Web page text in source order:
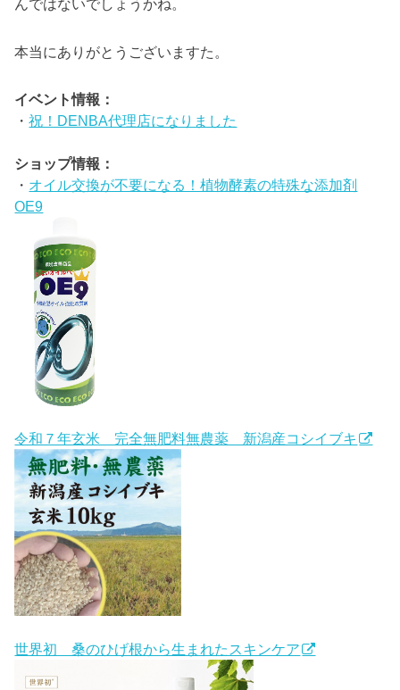
んではないでしょうかね。
本当にありがとうございますた。
イベント情報：
・祝！DENBA代理店になりました
ショップ情報：
・ オイル交換が不要になる！植物酵素の特殊な添加剤
OE9
令和７年玄米 完全無肥料無農薬 新潟産コシイブキ
世界初 桑のひげ根から生まれたスキンケア